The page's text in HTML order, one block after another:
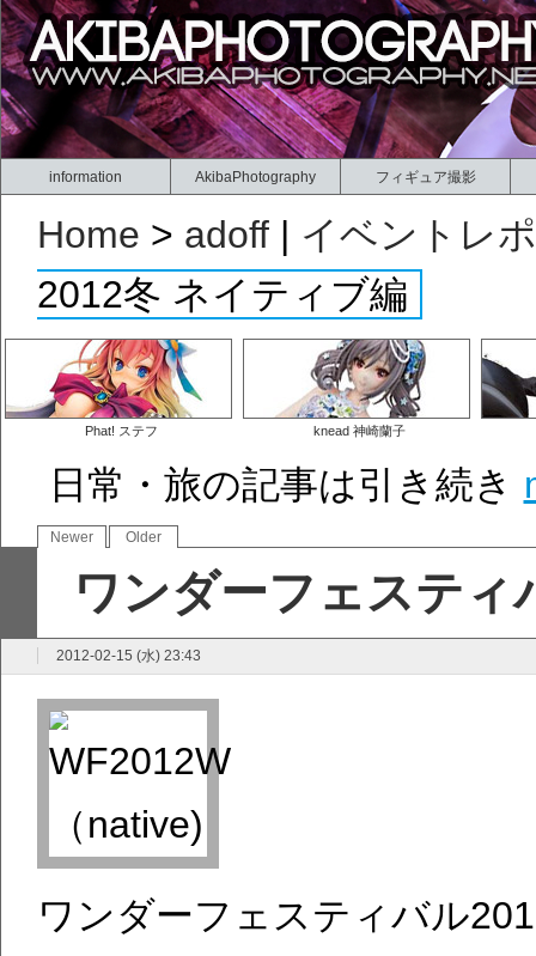
information AkibaPhotography フィギュア撮影
Home > adoff | イベントレ
2012冬 ネイティブ編
Phat! ステフ knead 神崎蘭子
日常・旅の記事は引き続き
Newer Older
ワンダーフェスティ
2012-02-15 (水) 23:43
ワンダーフェスティバル